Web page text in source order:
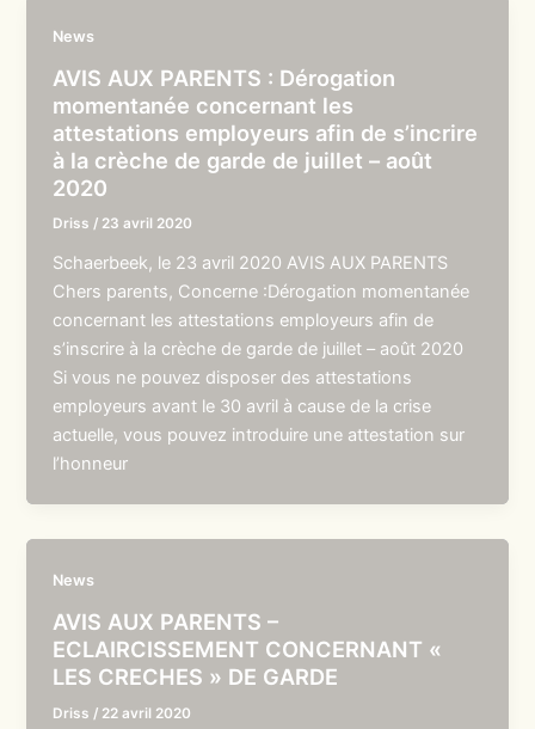
News
AVIS AUX PARENTS : Dérogation
momentanée concernant les
attestations employeurs afin de s’incrire
à la crèche de garde de juillet – août
2020
Driss / 23 avril 2020
Schaerbeek, le 23 avril 2020 AVIS AUX PARENTS
Chers parents, Concerne :Dérogation momentanée
concernant les attestations employeurs afin de
s’inscrire à la crèche de garde de juillet – août 2020
Si vous ne pouvez disposer des attestations
employeurs avant le 30 avril à cause de la crise
actuelle, vous pouvez introduire une attestation sur
l’honneur
News
AVIS AUX PARENTS –
ECLAIRCISSEMENT CONCERNANT «
LES CRECHES » DE GARDE
Driss / 22 avril 2020